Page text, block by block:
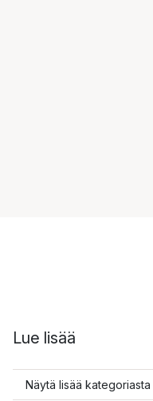
Lue lisää
Näytä lisää kategoriasta